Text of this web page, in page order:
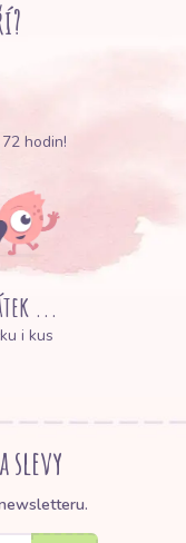
hodin!
...
i kus
slevy